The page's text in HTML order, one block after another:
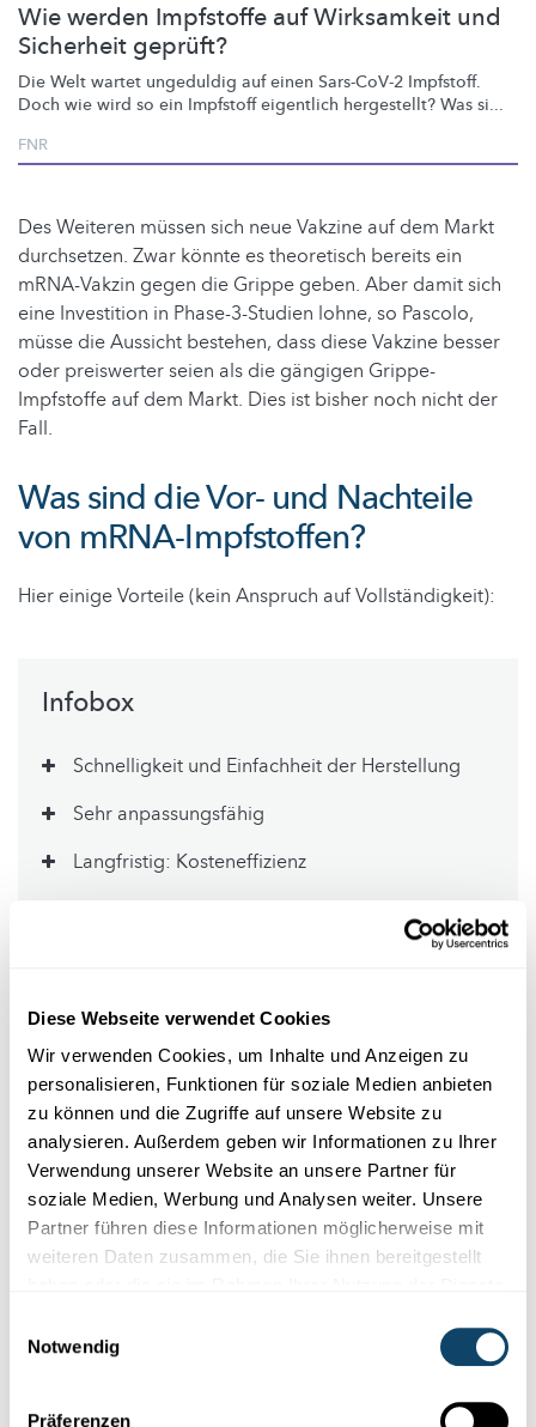
Diese Webseite verwendet Cookies
Wir verwenden Cookies, um Inhalte und Anzeigen zu
personalisieren, Funktionen für soziale Medien anbieten
zu können und die Zugriffe auf unsere Website zu
analysieren. Außerdem geben wir Informationen zu Ihrer
Verwendung unserer Website an unsere Partner für
soziale Medien, Werbung und Analysen weiter. Unsere
Partner führen diese Informationen möglicherweise mit
weiteren Daten zusammen, die Sie ihnen bereitgestellt
Notwendig
Präferenzen
Wie werden Impfstoffe auf Wirksamkeit und
Sicherheit geprüft?
Die Welt wartet ungeduldig auf einen Sars-CoV-2 Impfstoff.
Doch wie wird so ein Impfstoff eigentlich hergestellt? Was si...
FNR
Des Weiteren müssen sich neue Vakzine auf dem Markt
durchsetzen. Zwar könnte es theoretisch bereits ein
mRNA-Vakzin gegen die Grippe geben. Aber damit sich
eine Investition in Phase-3-Studien lohne, so Pascolo,
müsse die Aussicht bestehen, dass diese Vakzine besser
oder preiswerter seien als die gängigen Grippe-
Impfstoffe auf dem Markt. Dies ist bisher noch nicht der
Fall.
Was sind die Vor- und Nachteile
von mRNA-Impfstoffen?
Hier einige Vorteile (kein Anspruch auf Vollständigkeit):
Infobox
Schnelligkeit und Einfachheit der Herstellung
Sehr anpassungsfähig
Langfristig: Kosteneffizienz
Wenn über mRNA-Impfstoffe die Rede ist, kommt es
immer wieder zur Frage, ob mRNA-Impfstoffe unser
Erbgut verändern können? Hierzu eine kurze Erklärung:
Infobox